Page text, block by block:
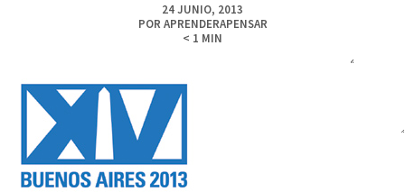
24 JUNIO, 2013
POR APRENDERAPENSAR
< 1 MIN